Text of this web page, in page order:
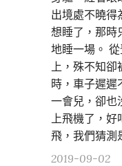
出境處不曉得
想睡了，那時
地睡一場。
上，殊不知
時，車子遲遲
一會兒，卻也
上飛機了，
飛，我們猜
2019-09-02